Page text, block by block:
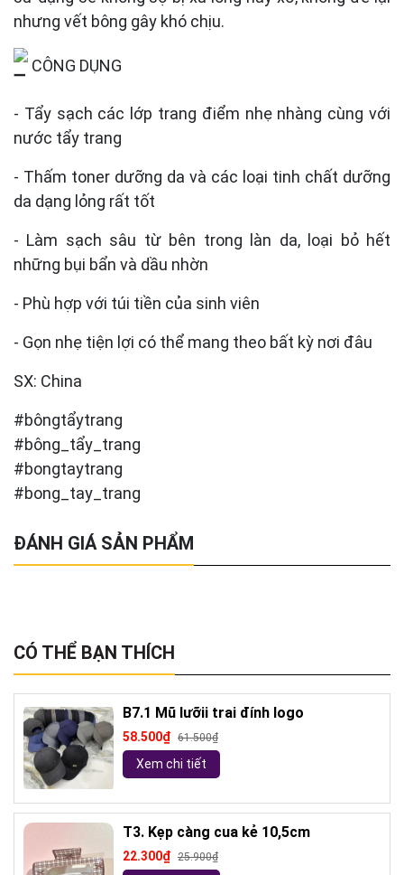
nhưng vết bông gây khó chịu.
CÔNG DỤNG
- Tẩy sạch các lớp trang điểm nhẹ nhàng cùng với
nước tẩy trang
- Thấm toner dưỡng da và các loại tinh chất dưỡng
da dạng lỏng rất tốt
- Làm sạch sâu từ bên trong làn da, loại bỏ hết
những bụi bẩn và dầu nhờn
- Phù hợp với túi tiền của sinh viên
- Gọn nhẹ tiện lợi có thể mang theo bất kỳ nơi đâu
SX: China
#bôngtẩytrang
#bông_tẩy_trang
#bongtaytrang
#bong_tay_trang
ĐÁNH GIÁ SẢN PHẨM
CÓ THỂ BẠN THÍCH
B7.1 Mũ lưỡii trai đính logo
58.500₫ 61.500₫
Xem chi tiết
T3. Kẹp càng cua kẻ 10,5cm
22.300₫ 25.900₫